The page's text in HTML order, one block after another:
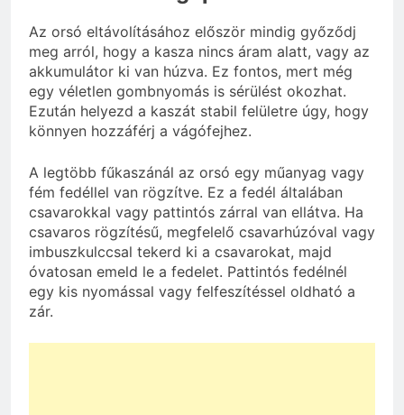
Az orsó eltávolításához először mindig győződj
meg arról, hogy a kasza nincs áram alatt, vagy az
akkumulátor ki van húzva. Ez fontos, mert még
egy véletlen gombnyomás is sérülést okozhat.
Ezután helyezd a kaszát stabil felületre úgy, hogy
könnyen hozzáférj a vágófejhez.
A legtöbb fűkaszánál az orsó egy műanyag vagy
fém fedéllel van rögzítve. Ez a fedél általában
csavarokkal vagy pattintós zárral van ellátva. Ha
csavaros rögzítésű, megfelelő csavarhúzóval vagy
imbuszkulccsal tekerd ki a csavarokat, majd
óvatosan emeld le a fedelet. Pattintós fedélnél
egy kis nyomással vagy felfeszítéssel oldható a
zár.